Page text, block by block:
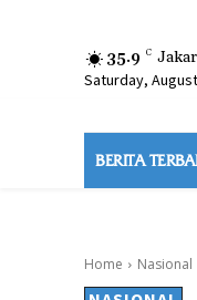
35.9 C
Saturday,
BERITA
Home Nasional